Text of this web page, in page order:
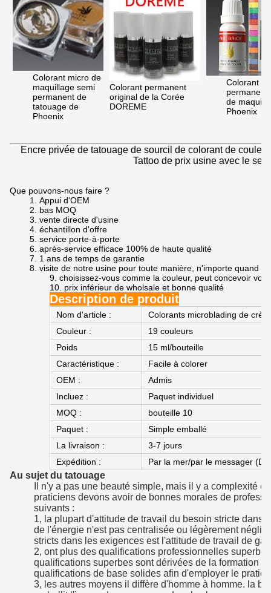
Colorant micro de
maquillage semi
permanent de
tatouage de
Phoenix
Colorant permanent
original de la Corée
DOREME
Colorant
permanent
de
Phoenix
Encre privée de tatouage de sourcil de colorant de
Tattoo de prix usine avec le
Que pouvons-nous faire ?
1. Appui d'OEM
2. bas MOQ
3. vente directe d'usine
4. échantillon d'offre
5. service porte-à-porte
6. après-service efficace 100% de haute qualité
7. 1 ans de temps de garantie
8. visite de notre usine pour toute manière, n'importe quand
9. choisissez-vous comme la couleur, peut concevoir
10. prix inférieur de wholsale et bonne qualité
Description de produit
Nom d'article :
Colorants microblading de
Couleur :
19 couleurs
Poids
15 ml/bouteille
Caractéristique :
Facile à colorer
OEM :
Admis
Incluez :
Paquet individuel
MOQ :
bouteille 10
Paquet :
Simple emballé
La livraison :
3-7 jours
Expédition :
Par la mer/par le messager
Au sujet du tatouage
Il n'y a pas une beauté simple, mais il y a complexité
praticiens devons avoir de bonnes morales de
suivants :
1, la plupart d'attitude de travail du besoin stricte dans
de l'énergie n'est pas centralisée ou légèrement
stricts dans les exigences est l'attitude de travail de
2, ont plus des qualifications professionnelles
qualifications superbes sont dérivées de la formation
qualifications de base solides afin d'employer le
3, les autres moyens il diffère d'homme à homme. la